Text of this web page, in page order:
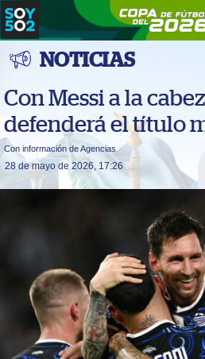
NOTICIAS
Con Messi a la
defenderá el título
Con información de Agencias
28 de mayo de 2026, 17:26